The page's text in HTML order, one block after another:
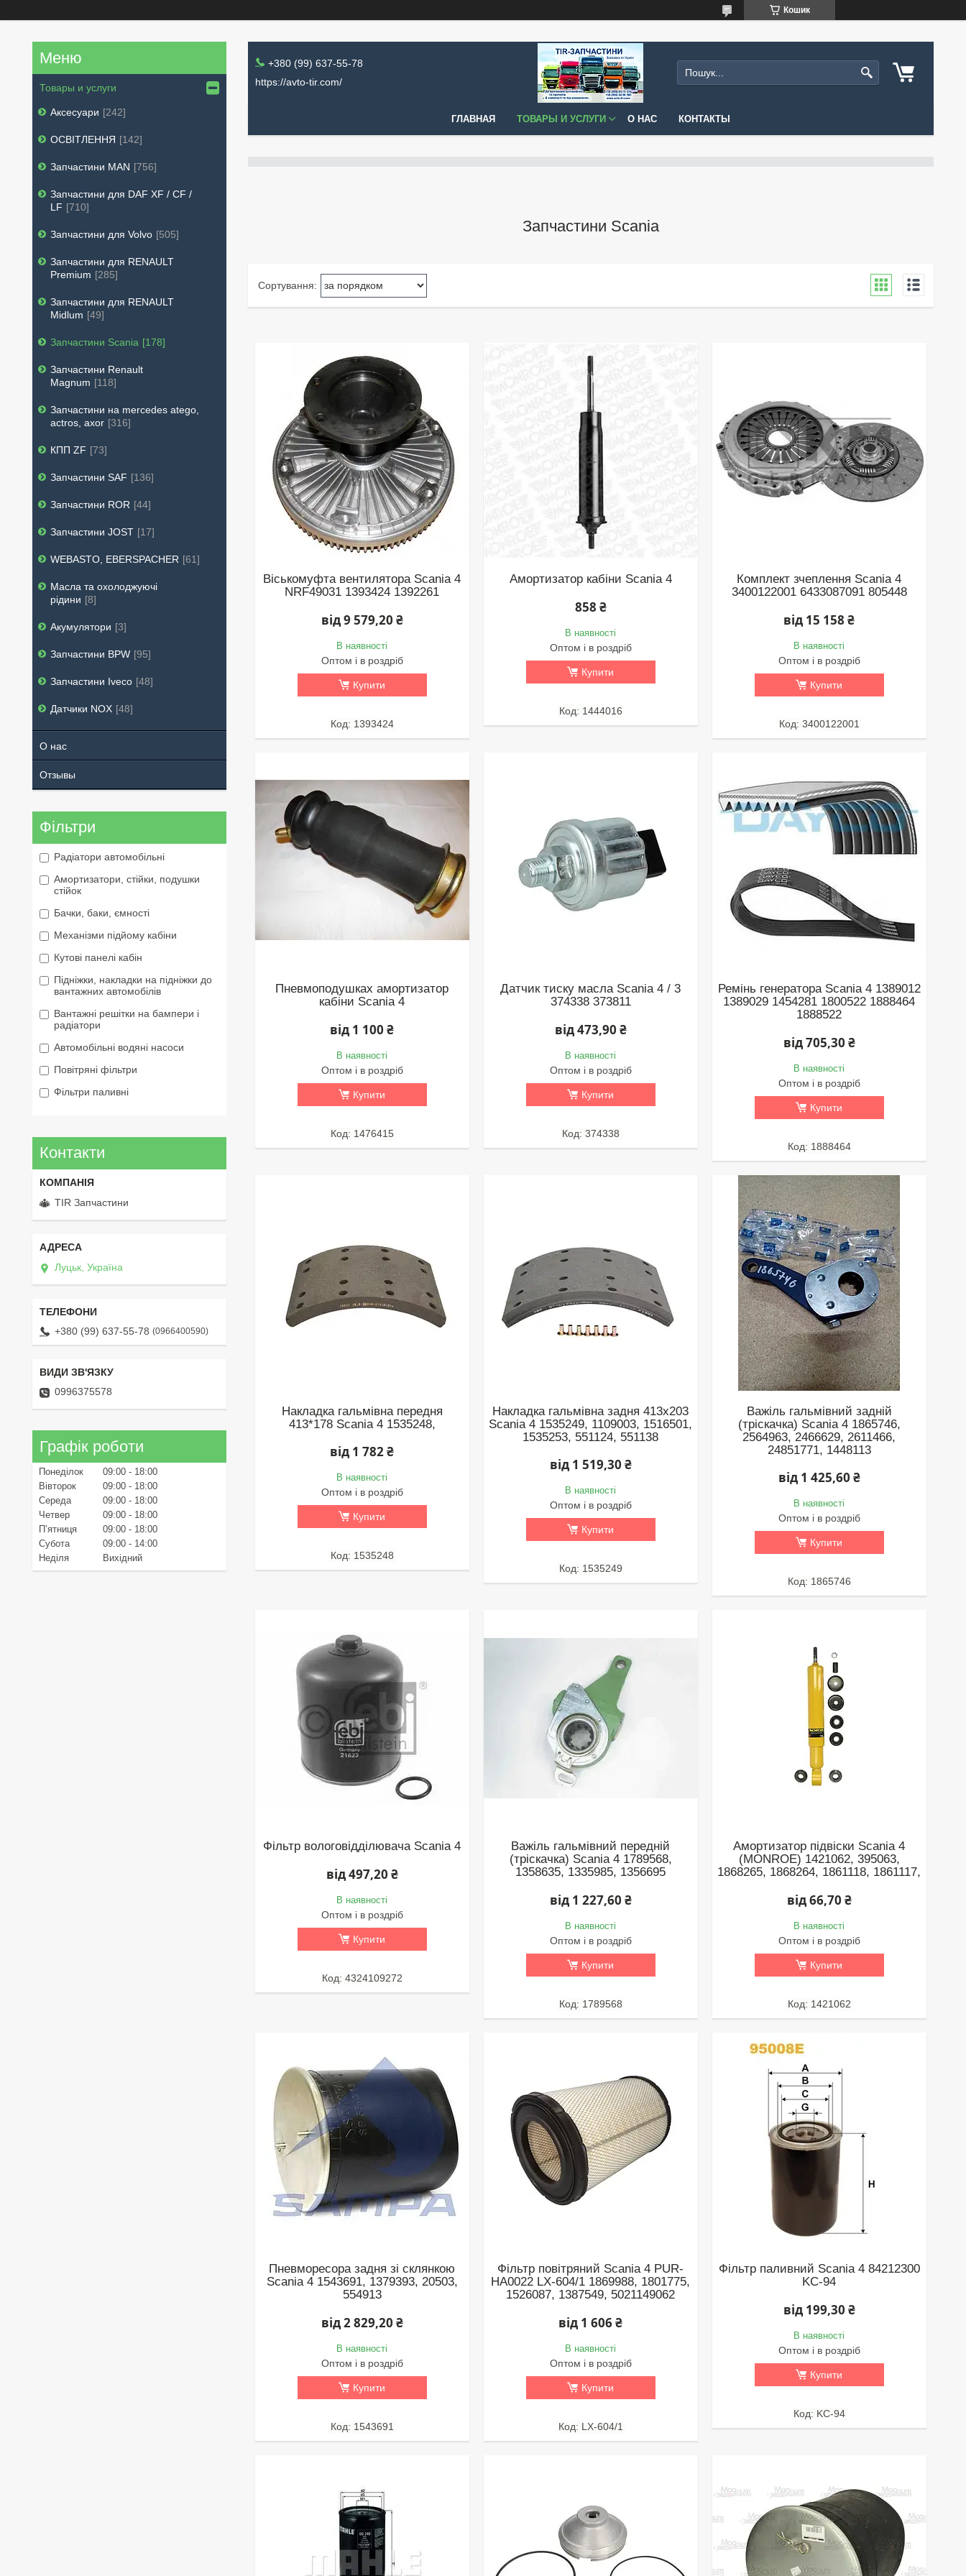
Кошик
+380 (99) 637-55-78
https://avto-tir.com/
ГЛАВНАЯ ТОВАРЫ И УСЛУГИ О НАС КОНТАКТЫ
Запчастини Scania
Віськомуфта вентилятора Scania 4
NRF49031 1393424 1392261
від 9 579,20 ₴
В наявності
Оптом і в роздріб
Купити
1393424
Амортизатор кабіни Scania 4
858 ₴
В наявності
Оптом і в роздріб
Купити
1444016
Комплект зчеплення Scania 4
3400122001 6433087091 805448
від 15 158 ₴
В наявності
Оптом і в роздріб
Купити
3400122001
Пневмоподушках амортизатор
кабіни Scania 4
від 1 100 ₴
В наявності
Оптом і в роздріб
Купити
1476415
Датчик тиску масла Scania 4 / 3
374338 373811
від 473,90 ₴
В наявності
Оптом і в роздріб
Купити
374338
Ремінь генератора Scania 4 1389012
1389029 1454281 1800522 1888464
1888522
від 705,30 ₴
В наявності
Оптом і в роздріб
Купити
1888464
Накладка гальмівна передня
413*178 Scania 4 1535248,
від 1 782 ₴
В наявності
Оптом і в роздріб
Купити
1535248
Накладка гальмівна задня 413х203
Scania 4 1535249, 1109003, 1516501,
1535253, 551124, 551138
від 1 519,30 ₴
В наявності
Оптом і в роздріб
Купити
1535249
Важіль гальмівний задній
(тріскачка) Scania 4 1865746,
2564963, 2466629, 2611466,
24851771, 1448113
від 1 425,60 ₴
В наявності
Оптом і в роздріб
Купити
1865746
Фільтр вологовідділювача Scania 4
від 497,20 ₴
В наявності
Оптом і в роздріб
Купити
4324109272
Важіль гальмівний передній
(тріскачка) Scania 4 1789568,
1358635, 1335985, 1356695
від 1 227,60 ₴
В наявності
Оптом і в роздріб
Купити
1789568
Амортизатор підвіски Scania 4
(MONROE) 1421062, 395063,
1868265, 1868264, 1861118, 1861117,
від 66,70 ₴
В наявності
Оптом і в роздріб
Купити
1421062
Пневморесора задня зі склянкою
Scania 4 1543691, 1379393, 20503,
554913
від 2 829,20 ₴
В наявності
Оптом і в роздріб
Купити
1543691
Фільтр повітряний Scania 4 PUR-
HA0022 LX-604/1 1869988, 1801775,
1526087, 1387549, 5021149062
від 1 606 ₴
В наявності
Оптом і в роздріб
Купити
LX-604/1
Фільтр паливний Scania 4 84212300
KC-94
від 199,30 ₴
В наявності
Оптом і в роздріб
Купити
KC-94
Товары и услуги
Аксесуари 242
ОСВІТЛЕННЯ 142
Запчастини MAN 756
Запчастини для DAF XF / CF /
LF
710
Запчастини для Volvo 505
Запчастини для RENAULT
Premium
285
Запчастини для RENAULT
Midlum
49
Запчастини Scania 178
Запчастини Renault
Magnum
118
Запчастини на mercedes atego,
actros, axor 316
КПП ZF 73
Запчастини SAF 136
Запчастини ROR 44
Запчастини JOST 17
WEBASTO, EBERSPACHER 61
Масла та охолоджуючі
рідини
8
Акумулятори 3
Запчастини BPW 95
Запчастини Iveco 48
Датчики NOX 48
О нас
Отзывы
Фільтри
Радіатори автомобільні
Амортизатори, стійки, подушки
стійок
Бачки, баки, ємності
Механізми підйому кабіни
Кутові панелі кабін
Підніжки, накладки на підніжки до
вантажних автомобілів
Вантажні решітки на бампери і
радіатори
Автомобільні водяні насоси
Повітряні фільтри
Фільтри паливні
Контакти
TIR Запчастини
Луцьк, Україна
+380 (99) 637-55-78 0966400590
0996375578
Графік роботи
Понеділок 09:00
18:00
Вівторок
09:00
18:00
Середа
09:00
18:00
Четвер
09:00
18:00
Пʼятниця
09:00
18:00
Субота
09:00
14:00
Неділя
Вихідний